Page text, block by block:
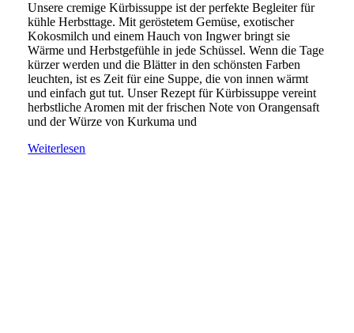
Unsere cremige Kürbissuppe ist der perfekte Begleiter für
kühle Herbsttage. Mit geröstetem Gemüse, exotischer
Kokosmilch und einem Hauch von Ingwer bringt sie
Wärme und Herbstgefühle in jede Schüssel. Wenn die Tage
kürzer werden und die Blätter in den schönsten Farben
leuchten, ist es Zeit für eine Suppe, die von innen wärmt
und einfach gut tut. Unser Rezept für Kürbissuppe vereint
herbstliche Aromen mit der frischen Note von Orangensaft
und der Würze von Kurkuma und
Weiterlesen